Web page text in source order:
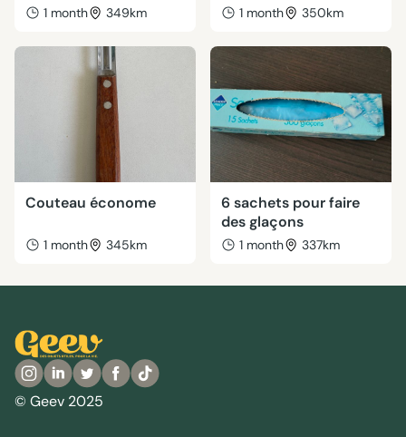
1 month 349km 1 month 350km
Couteau économe
1 month 345km
6 sachets pour faire
des glaçons
1 month 337km
© Geev 2025